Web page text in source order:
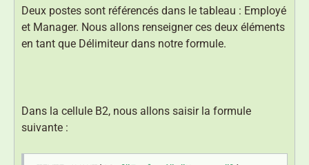
Deux postes sont référencés dans le tableau : Employé
et Manager. Nous allons renseigner ces deux éléments
en tant que Délimiteur dans notre formule.
Dans la cellule B2, nous allons saisir la formule
suivante :